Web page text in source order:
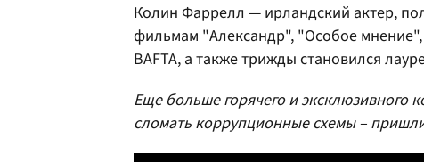
Колин Фаррелл — ирландский актер,
фильмам "Александр", "Особое
BAFTA, а также трижды становился
Еще больше горячего и эксклюзивного
сломать коррупционные схемы –